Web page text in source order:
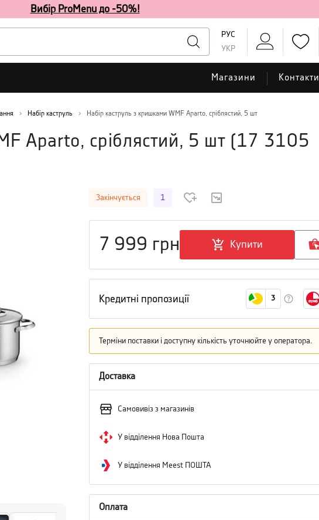
Вибір ProMenu до -50%!
РУС
УКР
Магазини Контакти
Набір каструль Набір каструль з кришками WMF Aparto, сріблястий, 5 шт
Aparto, сріблястий, 5 шт ( 17 3105
Закінчується 1
7 999 грн Купити
Кредитні пропозиції 3
Терміни поставки і доступну кількість уточнюйте у оператора.
Доставка
Самовивіз з магазинів
У відділення Нова Пошта
У відділення Meest ПОШТА
Оплата